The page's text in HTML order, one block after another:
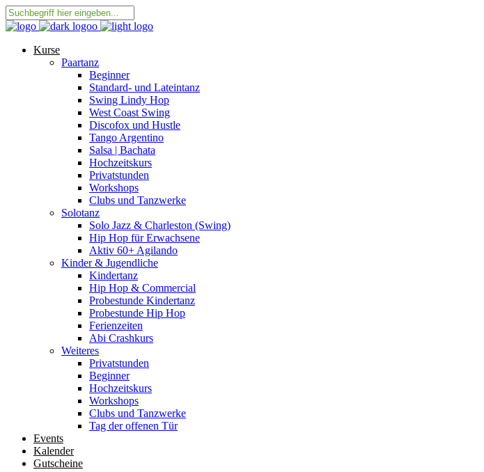
Kurse
Paartanz
Beginner
Standard- und Lateintanz
Swing Lindy Hop
West Coast Swing
Discofox und Hustle
Tango Argentino
Salsa | Bachata
Hochzeitskurs
Privatstunden
Workshops
Clubs und Tanzwerke
Solotanz
Solo Jazz & Charleston (Swing)
Hip Hop für Erwachsene
Aktiv 60+ Agilando
Kinder & Jugendliche
Kindertanz
Hip Hop & Commercial
Probestunde Kindertanz
Probestunde Hip Hop
Ferienzeiten
Abi Crashkurs
Weiteres
Privatstunden
Beginner
Hochzeitskurs
Workshops
Clubs und Tanzwerke
Tag der offenen Tür
Events
Kalender
Gutscheine